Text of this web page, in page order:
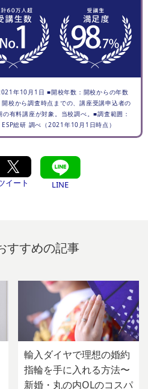
年10月1日 ■開校年数：開校からの年数
校から調査時点までの、講座受講申込者の
有料講座が対象。当校調べ。■調査範囲：
総研 調べ（2021年10月1日時点）
イート LINE
すすめの記事
輸入ダイヤで理想の婚約
指輪を手に入れる方法〜
新婚・丸の内OLのコスパ